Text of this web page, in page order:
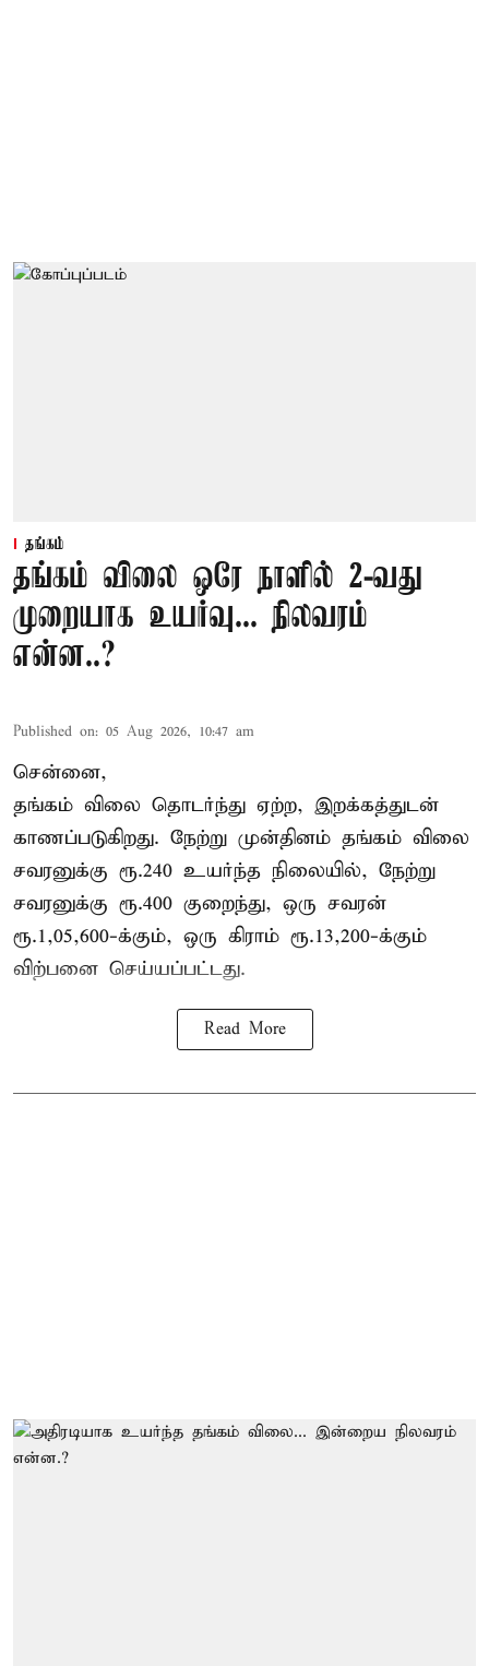
தங்கம்
தங்கம் விலை ஒரே நாளில் 2-வது
முறையாக உயர்வு... நிலவரம்
என்ன..?
Published on: 05 Aug 2026, 10:47 am
சென்னை,
தங்கம் விலை தொடர்ந்து ஏற்ற, இறக்கத்துடன்
காணப்படுகிறது. நேற்று முன்தினம் தங்கம் விலை
சவரனுக்கு ரூ.240 உயர்ந்த நிலையில், நேற்று
சவரனுக்கு ரூ.400 குறைந்து, ஒரு சவரன்
ரூ.1,05,600-க்கும், ஒரு கிராம் ரூ.13,200-க்கும்
விற்பனை செய்யப்பட்டது.
Read More